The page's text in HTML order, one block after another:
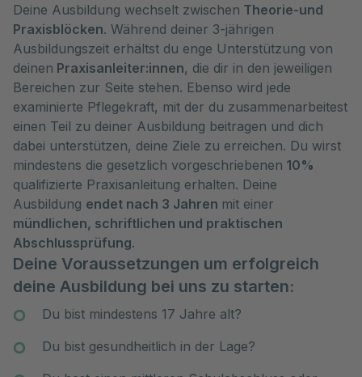
Deine Ausbildung wechselt zwischen Theorie-und
Praxisblöcken. Während deiner 3-jährigen
Ausbildungszeit erhältst du enge Unterstützung von
deinen Praxisanleiter:innen, die dir in den jeweiligen
Bereichen zur Seite stehen. Ebenso wird jede
examinierte Pflegekraft, mit der du zusammenarbeitest
einen Teil zu deiner Ausbildung beitragen und dich
dabei unterstützen, deine Ziele zu erreichen. Du wirst
mindestens die gesetzlich vorgeschriebenen 10%
qualifizierte Praxisanleitung erhalten. Deine
Ausbildung endet nach 3 Jahren mit einer
mündlichen, schriftlichen und praktischen
Abschlussprüfung.
Deine Voraussetzungen um erfolgreich
deine Ausbildung bei uns zu starten:
Du bist mindestens 17 Jahre alt?
Du bist gesundheitlich in der Lage?